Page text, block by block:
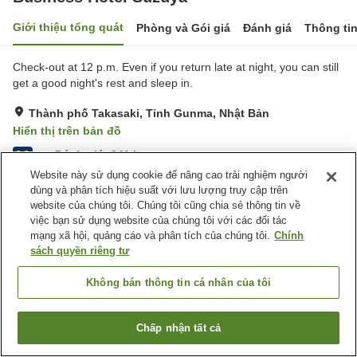
Giới thiệu tổng quát Phòng và Gói giá Đánh giá Thông
Check-out at 12 p.m. Even if you return late at night, you can still
get a good night's rest and sleep in.
Thành phố Takasaki, Tỉnh Gunma, Nhật Bản
Hiển thị trên bản đồ
3.3 Đánh giá:241lượt
Tiện nghi chỗ nghỉ
Bãi đỗ xe
Nhà hàng
Bar
Cafe
Nhật Bản Tỉnh Gunma
Thành phố Takasaki
Business Hotel Suzuya
Tìm phòng trống
Website này sử dụng cookie để nâng cao trải nghiệm người
dùng và phân tích hiệu suất với lưu lượng truy cập trên
website của chúng tôi. Chúng tôi cũng chia sẻ thông tin về
việc bạn sử dụng website của chúng tôi với các đối tác
mạng xã hội, quảng cáo và phân tích của chúng tôi. Chính
sách quyền riêng tư
Không bán thông tin cá nhân của tôi
Chấp nhận tất cả